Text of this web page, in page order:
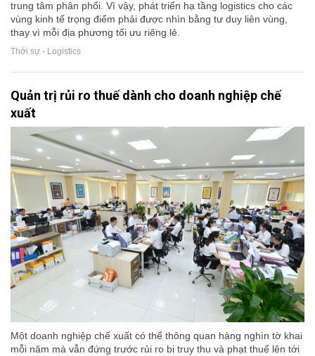
trung tâm phân phối. Vì vậy, phát triển hạ tầng logistics cho các
vùng kinh tế trọng điểm phải được nhìn bằng tư duy liên vùng,
thay vì mỗi địa phương tối ưu riêng lẻ.
Thời sự - Logistics
Quản trị rủi ro thuế dành cho doanh nghiệp chế
xuất
Một doanh nghiệp chế xuất có thể thông quan hàng nghìn tờ khai
mỗi năm mà vẫn đứng trước rủi ro bị truy thu và phạt thuế lên tới